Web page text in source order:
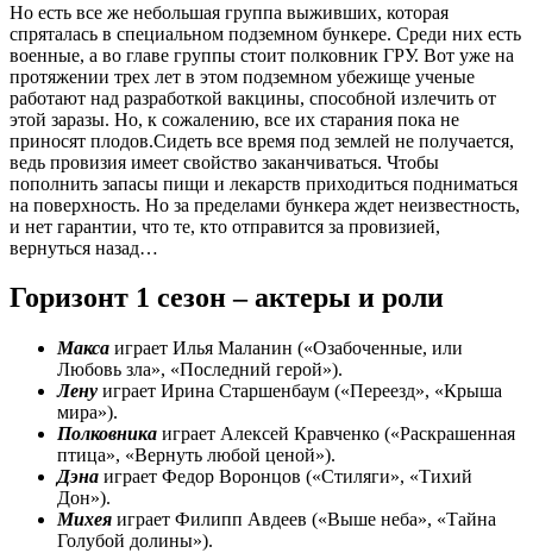
Но есть все же небольшая группа выживших, которая
спряталась в специальном подземном бункере. Среди них есть
военные, а во главе группы стоит полковник ГРУ. Вот уже на
протяжении трех лет в этом подземном убежище ученые
работают над разработкой вакцины, способной излечить от
этой заразы. Но, к сожалению, все их старания пока не
приносят плодов.Сидеть все время под землей не получается,
ведь провизия имеет свойство заканчиваться. Чтобы
пополнить запасы пищи и лекарств приходиться подниматься
на поверхность. Но за пределами бункера ждет неизвестность,
и нет гарантии, что те, кто отправится за провизией,
вернуться назад…
Горизонт 1 сезон – актеры и роли
Макса играет Илья Маланин («Озабоченные, или
Любовь зла», «Последний герой»).
Лену играет Ирина Старшенбаум («Переезд», «Крыша
мира»).
Полковника играет Алексей Кравченко («Раскрашенная
птица», «Вернуть любой ценой»).
Дэна играет Федор Воронцов («Стиляги», «Тихий
Дон»).
Михея играет Филипп Авдеев («Выше неба», «Тайна
Голубой долины»).